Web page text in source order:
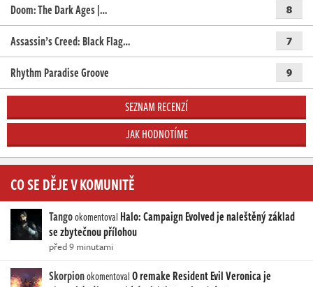
Doom: The Dark Ages |… 8
Assassin’s Creed: Black Flag… 7
Rhythm Paradise Groove 9
SEZNAM RECENZÍ
JAK HODNOTÍME
CO SE DĚJE V KOMUNITĚ
Tangookomentoval Halo: Campaign Evolved je naleštěný základ
se zbytečnou přílohou
před 9 minutami
SkorpionokomentovalO remake Resident Evil Veronica je